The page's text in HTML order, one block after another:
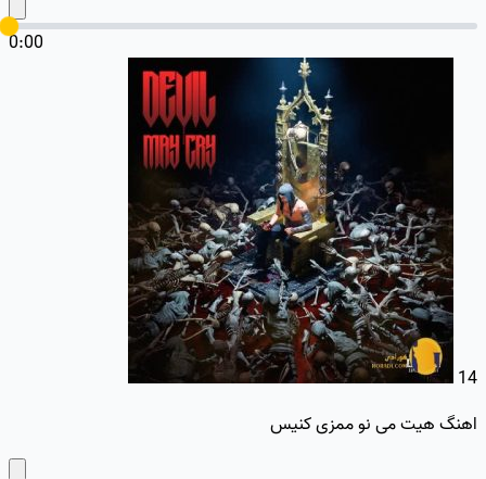
0:00
14
اهنگ هیت می نو ممزی کنیس